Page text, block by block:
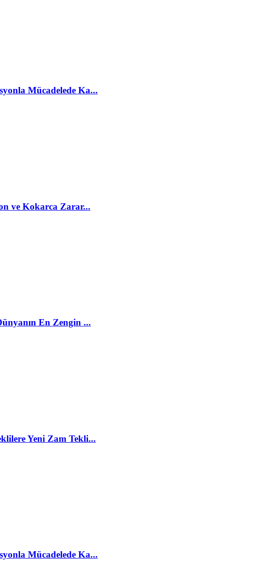
Mücadelede Ka...
ve Kokarca Zarar...
En Zengin ...
Yeni Zam Tekli...
Mücadelede Ka...